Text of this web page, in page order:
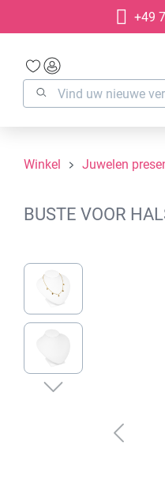
Ga naar de
+49
Winkel Juwelen
BUSTE VOOR
Afbeeldingengalerij